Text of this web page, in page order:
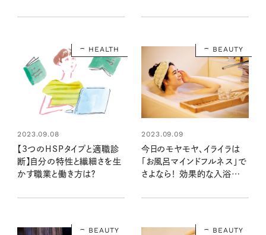
HEALTH
2023.09.08
【3つのHSPタイプと適職診
断】自分の特性と繊細さを生
かす職業と働き方は？
BEAUTY
2023.09.09
今日のモヤモヤ、イライラは
「お風呂マインドフルネス」で
さよなら！ 効果的な入浴法を
BEAUTY BEAUTY